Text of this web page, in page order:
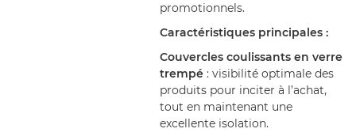
promotionnels.
Caractéristiques principales :
Couvercles coulissants en verre
trempé : visibilité optimale des
produits pour inciter à l’achat,
tout en maintenant une
excellente isolation.